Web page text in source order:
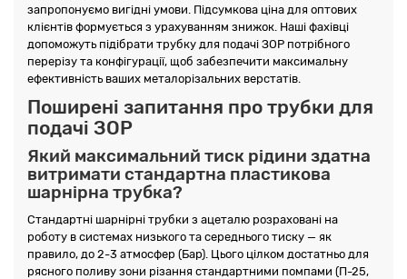
запропонуємо вигідні умови. Підсумкова ціна для оптових
клієнтів формується з урахуванням знижок. Наші фахівці
допоможуть підібрати трубку для подачі ЗОР потрібного
перерізу та конфігурації, щоб забезпечити максимальну
ефективність ваших металорізальних верстатів.
Поширені запитання про трубки для
подачі ЗОР
Який максимальний тиск рідини здатна
витримати стандартна пластикова
шарнірна трубка?
Стандартні шарнірні трубки з ацеталю розраховані на
роботу в системах низького та середнього тиску — як
правило, до 2-3 атмосфер (Бар). Цього цілком достатньо для
рясного поливу зони різання стандартними помпами (П-25,